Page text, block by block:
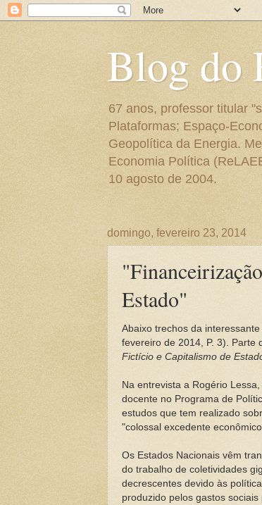
Blog do
67 anos, professor titular
Plataformas; Espaço-
Geopolítica da Energia.
Economia Política
10 agosto de 2004.
domingo, fevereiro 23, 2014
Estado"
Abaixo trechos da
fevereiro de 2014, P. 3). Parte
Fictício e Capitalismo de
Na entrevista a Rogério
docente no Programa de
estudos que tem realizado
"colossal excedente
Os Estados Nacionais vêm
do trabalho de coletividades
decrescentes devido às
produzido pelos gastos